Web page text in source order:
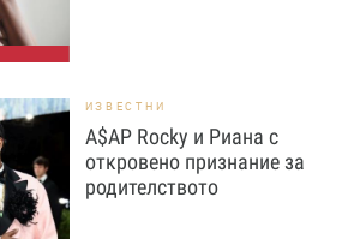
ИЗВЕСТНИ
A$AP Rocky и Риана с
откровено признание за
родителството